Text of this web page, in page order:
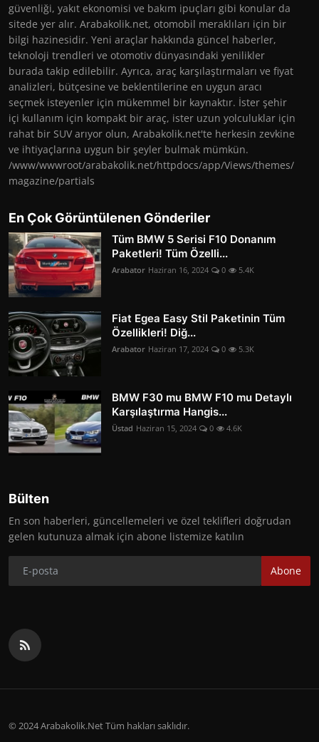
güvenliği, yakıt ekonomisi ve bakım ipuçları gibi konular da
sitede yer alır. Arabakolik.net, otomobil meraklıları için bir
bilgi hazinesidir. Yeni araçlar hakkında güncel haberler,
teknoloji trendleri ve otomotiv dünyasındaki yenilikler
burada takip edilebilir. Ayrıca, araç karşılaştırmaları ve fiyat
analizleri, bütçesine ve beklentilerine en uygun aracı
seçmek isteyenler için mükemmel bir kaynaktır. İster şehir
içi kullanım için kompakt bir araç, ister uzun yolculuklar için
rahat bir SUV arıyor olun, Arabakolik.net'te herkesin zevkine
ve ihtiyaçlarına uygun bir şeyler bulmak mümkün.
/www/wwwroot/arabakolik.net/httpdocs/app/Views/themes/
magazine/partials
En Çok Görüntülenen Gönderiler
Tüm BMW 5 Serisi F10 Donanım
Paketleri! Tüm Özelli...
Arabator Haziran 16, 2024 0 5.4K
Fiat Egea Easy Stil Paketinin Tüm
Özellikleri! Diğ...
Arabator Haziran 17, 2024 0 5.3K
BMW F30 mu BMW F10 mu Detaylı
Karşılaştırma Hangis...
Üstad Haziran 15, 2024 0 4.6K
Bülten
En son haberleri, güncellemeleri ve özel teklifleri doğrudan
gelen kutunuza almak için abone listemize katılın
Abone
© 2024 Arabakolik.Net Tüm hakları saklıdır.